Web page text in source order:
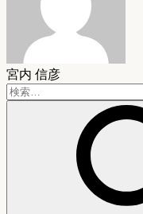
宮内 信彦
検
索: